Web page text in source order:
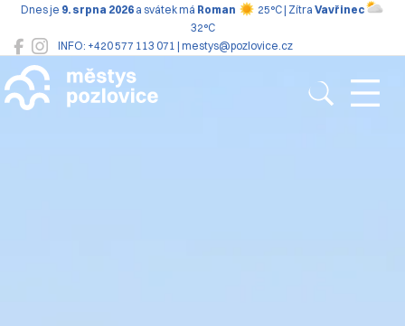
INFO: +420 577 113 071 | mestys@pozlovice.cz
Dnes je 9. srpna 2026 a svátek má Roman 25°C | Zítra Vavřinec
32°C
Pozlovice